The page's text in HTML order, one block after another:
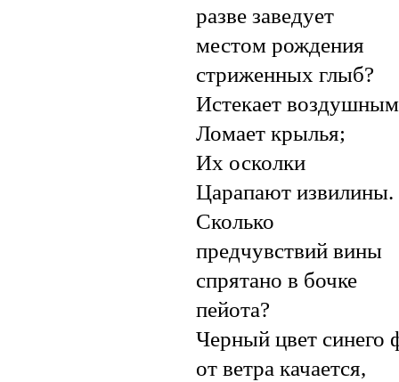
разве заведует
местом рождения
стриженных глыб?
Истекает
Ломает крылья;
Их осколки
Царапают извилины.
Сколько
предчувствий вины
спрятано в бочке
пейота?
Черный цвет синего
от ветра качается,